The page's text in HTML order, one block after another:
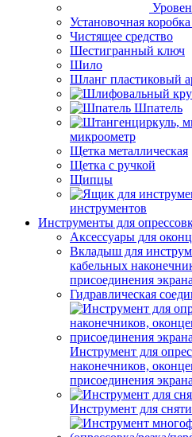
Установочная
Чистящее средство
Шестигранный ключ
Шило
Шланг пластиковый
Шпатель
микроометр
Щетка металлическая
Щетка с ручкой
Щипцы
инструментов
Инструменты для
Аксессуары для
Вкладыш для
кабельных
присоединения экрана
Гидравлическая
Инструмент для
наконечников,
присоединения экрана
Инструмент для